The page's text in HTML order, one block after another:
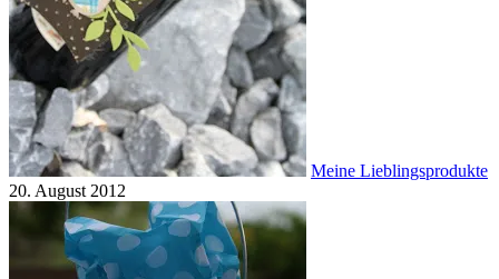
Meine Lieblingsprodukte
20. August 2012